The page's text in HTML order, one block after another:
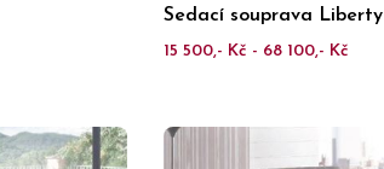
Sedací souprava Liberty
15 500,- Kč - 68 100,- Kč